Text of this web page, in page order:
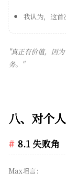
我认为，这首
"真正有价值，因
务。"
八、对个
8.1 失败角
Max坦言：